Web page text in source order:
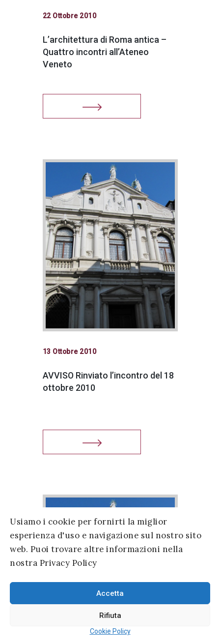
Usiamo i cookie per fornirti la miglior
esperienza d'uso e navigazione sul nostro sito
web. Puoi trovare altre informazioni nella
nostra Privacy Policy
Accetta
Rifiuta
Cookie Policy
22 Ottobre 2010
L’architettura di Roma antica –
Quattro incontri all’Ateneo
Veneto
13 Ottobre 2010
AVVISO Rinviato l’incontro del 18
ottobre 2010